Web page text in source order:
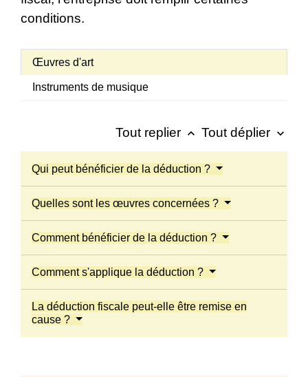
conditions.
Œuvres d'art
Instruments de musique
Tout replier keyboard_arrow_up Tout déplier keyboard_arrow_down
Qui peut bénéficier de la déduction ?
Quelles sont les œuvres concernées ?
Comment bénéficier de la déduction ?
Comment s'applique la déduction ?
La déduction fiscale peut-elle être remise en
cause ?